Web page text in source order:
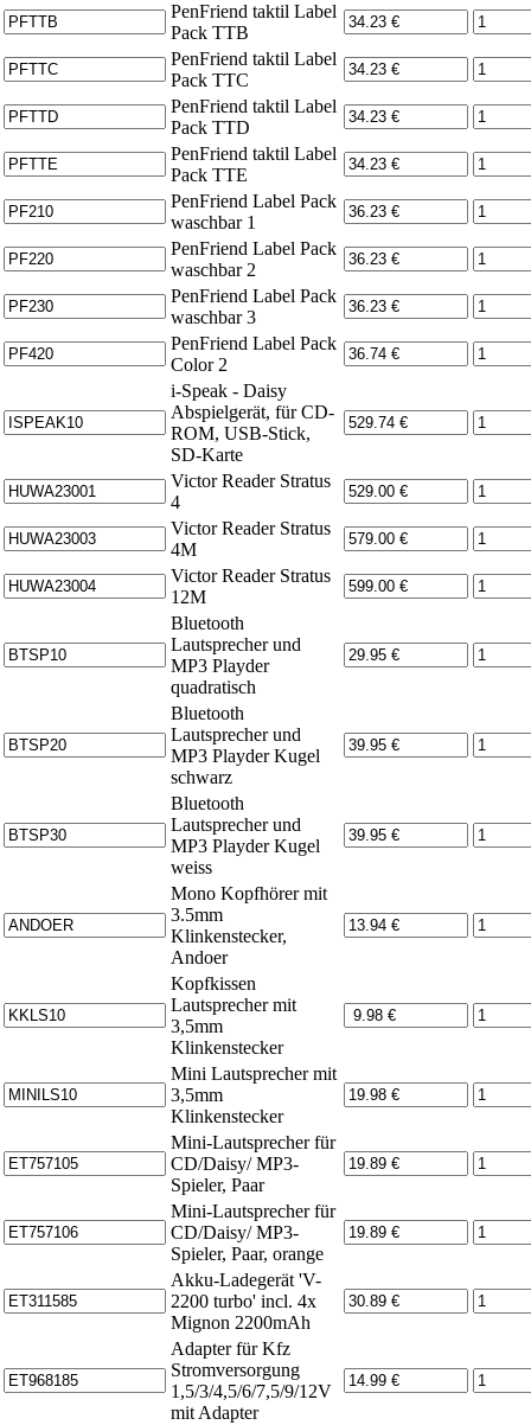
PenFriend taktil Label
Pack TTB
PenFriend taktil Label
Pack TTC
PenFriend taktil Label
Pack TTD
PenFriend taktil Label
Pack TTE
PenFriend Label Pack
waschbar 1
PenFriend Label Pack
waschbar 2
PenFriend Label Pack
waschbar 3
PenFriend Label Pack
Color 2
i-Speak - Daisy
Abspielgerät, für CD-
ROM, USB-Stick,
SD-Karte
Victor Reader Stratus
4
Victor Reader Stratus
4M
Victor Reader Stratus
12M
Bluetooth
Lautsprecher und
MP3 Playder
quadratisch
Bluetooth
Lautsprecher und
MP3 Playder Kugel
schwarz
Bluetooth
Lautsprecher und
MP3 Playder Kugel
weiss
Mono Kopfhörer mit
3.5mm
Klinkenstecker,
Andoer
Kopfkissen
Lautsprecher mit
3,5mm
Klinkenstecker
Mini Lautsprecher mit
3,5mm
Klinkenstecker
Mini-Lautsprecher für
CD/Daisy/ MP3-
Spieler, Paar
Mini-Lautsprecher für
CD/Daisy/ MP3-
Spieler, Paar, orange
Akku-Ladegerät 'V-
2200 turbo' incl. 4x
Mignon 2200mAh
Adapter für Kfz
Stromversorgung
1,5/3/4,5/6/7,5/9/12V
mit Adapter